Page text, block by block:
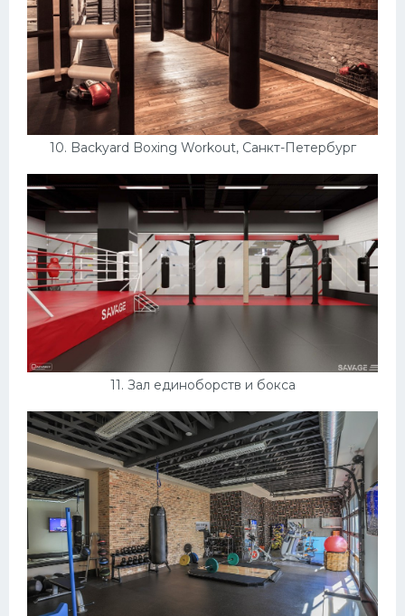
10. Backyard Boxing Workout, Санкт-Петербург
11. Зал единоборств и бокса